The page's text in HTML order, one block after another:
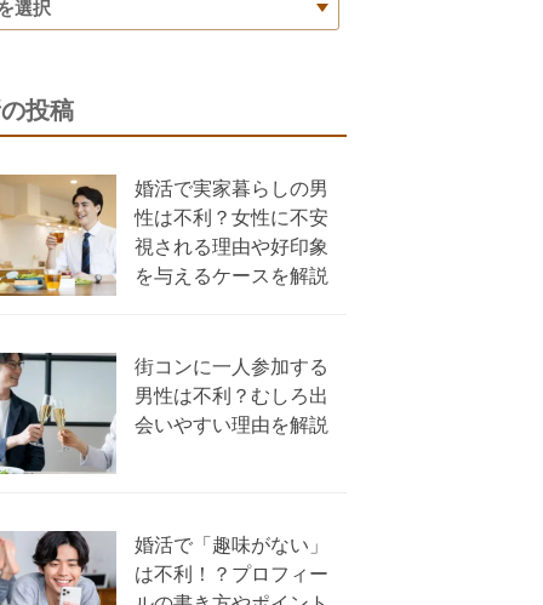
投稿
婚活で実家暮らしの男
性は不利？女性に不安
視される理由や好印象
を与えるケースを解説
街コンに一人参加する
男性は不利？むしろ出
会いやすい理由を解説
婚活で「趣味がない」
は不利！？プロフィー